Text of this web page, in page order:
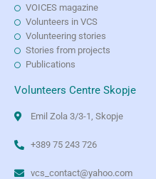
VOICES magazine
Volunteers in VCS
Volunteering stories
Stories from projects
Publications
Volunteers Centre Skopje
Emil Zola 3/3-1, Skopje
+389 75 243 726
vcs_contact@yahoo.com